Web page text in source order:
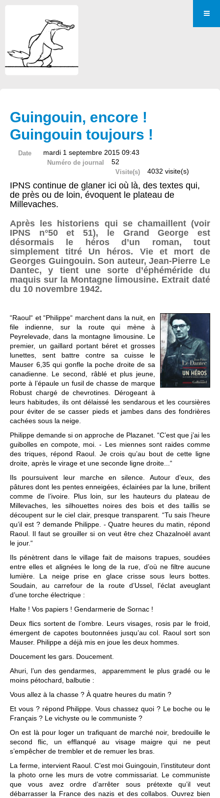
Guingouin, encore !
Guingouin toujours !
Date mardi 1 septembre 2015 09:43
Numéro de journal 52
Visite(s) 4032 visite(s)
IPNS continue de glaner ici où là, des textes qui,
de près ou de loin, évoquent le plateau de
Millevaches.
Après les historiens qui se chamaillent (voir
IPNS n°50 et 51), le Grand George est
désormais le héros d’un roman, tout
simplement titré Un héros. Vie et mort de
Georges Guingouin. Son auteur, Jean-Pierre Le
Dantec, y tient une sorte d’éphéméride du
maquis sur la Montagne limousine. Extrait daté
du 10 novembre 1942.
“Raoul“ et “Philippe“ marchent dans la nuit, en
file indienne, sur la route qui mène à
Peyrelevade, dans la montagne limousine. Le
premier, un gaillard portant béret et grosses
lunettes, sent battre contre sa cuisse le
Mauser 6,35 qui gonfle la poche droite de sa
canadienne. Le second, râblé et plus jeune,
porte à l’épaule un fusil de chasse de marque
Robust chargé de chevrotines. Dérogeant à
leurs habitudes, ils ont délaissé les sendarous et les coursières
pour éviter de se casser pieds et jambes dans des fondrières
cachées sous la neige.
Philippe demande si on approche de Plazanet. “C’est que j’ai les
guibolles en compote, moi. - Les miennes sont raides comme
des triques, répond Raoul. Je crois qu’au bout de cette ligne
droite, après le virage et une seconde ligne droite...“
Ils poursuivent leur marche en silence. Autour d’eux, des
pâtures dont les pentes enneigées, éclairées par la lune, brillent
comme de l’ivoire. Plus loin, sur les hauteurs du plateau de
Millevaches, les silhouettes noires des bois et des taillis se
découpent sur le ciel clair, presque transparent. “Tu sais l’heure
qu’il est ? demande Philippe. - Quatre heures du matin, répond
Raoul. Il faut se grouiller si on veut être chez Chazalnoël avant
le jour.“
Ils pénètrent dans le village fait de maisons trapues, soudées
entre elles et alignées le long de la rue, d’où ne filtre aucune
lumière. La neige prise en glace crisse sous leurs bottes.
Soudain, au carrefour de la route d’Ussel, l’éclat aveuglant
d’une torche électrique :
Halte ! Vos papiers ! Gendarmerie de Sornac !
Deux flics sortent de l’ombre. Leurs visages, rosis par le froid,
émergent de capotes boutonnées jusqu’au col. Raoul sort son
Mauser. Philippe a déjà mis en joue les deux hommes.
Doucement les gars. Doucement.
Ahuri, l’un des gendarmes, apparemment le plus gradé ou le
moins pétochard, balbutie :
Vous allez à la chasse ? À quatre heures du matin ?
Et vous ? répond Philippe. Vous chassez quoi ? Le boche ou le
Français ? Le vichyste ou le communiste ?
On est là pour loger un trafiquant de marché noir, bredouille le
second flic, un efflanqué au visage maigre qui ne peut
s’empêcher de trembler et de remuer les bras.
La ferme, intervient Raoul. C’est moi Guingouin, l’instituteur dont
la photo orne les murs de votre commissariat. Le communiste
que vous avez ordre d’arrêter sous prétexte qu’il veut
débarrasser la France des nazis et des collabos. Ouvrez bien